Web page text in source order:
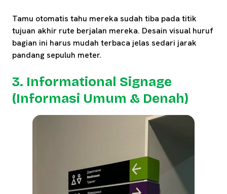
Tamu otomatis tahu mereka sudah tiba pada titik
tujuan akhir rute berjalan mereka. Desain visual huruf
bagian ini harus mudah terbaca jelas sedari jarak
pandang sepuluh meter.
3. Informational Signage
(Informasi Umum & Denah)